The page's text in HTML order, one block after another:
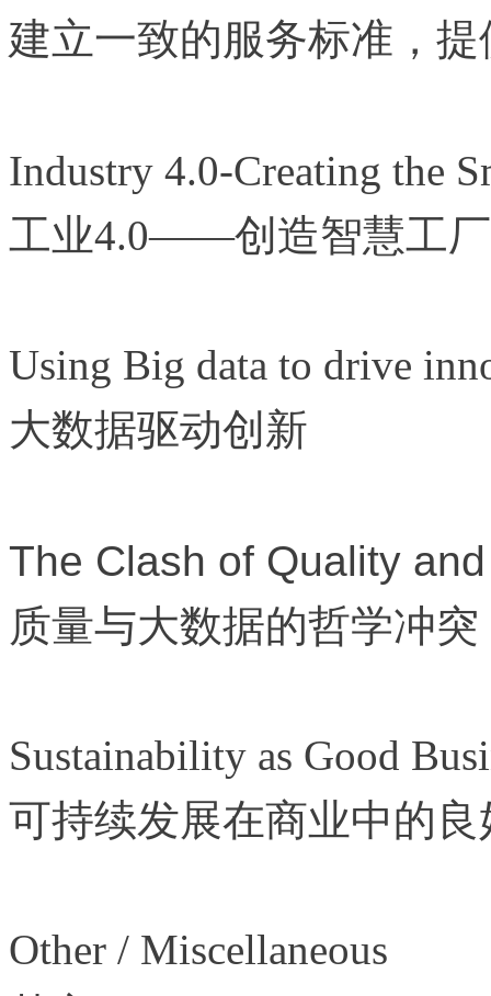
建立一致的服务标准，
Industry 4.0-Creating the
工业4.0——创造智慧工厂
Using Big data to drive
大数据驱动创新
The Clash of Quality
质量与大数据的哲学冲突
Sustainability as Good
可持续发展在商业中的良
Other / Miscellaneous